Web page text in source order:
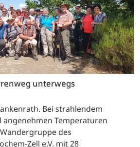
unterwegs
Bei strahlendem
angenehmen Temperaturen
des
Zell e.V. mit 28